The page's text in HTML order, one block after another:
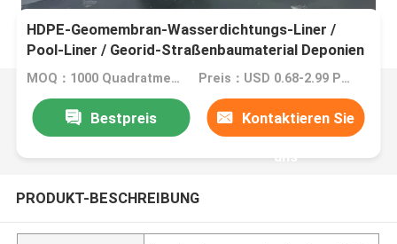
HDPE-Geomembran-Wasserdichtungs-Liner /
Pool-Liner / Georid-Straßenbaumaterial Deponien
Biogas-Digester
MOQ：1000 Quadratmeter Preis：USD 0.68-2.99 Per Square Meter
Bestpreis Kontaktieren Sie
uns
PRODUKT-BESCHREIBUNG